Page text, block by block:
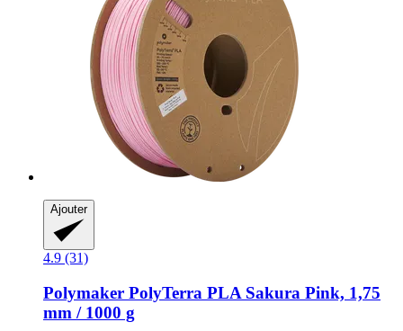
Ajouter
4.9 (31)
Polymaker PolyTerra PLA Sakura Pink, 1,75
mm / 1000 g